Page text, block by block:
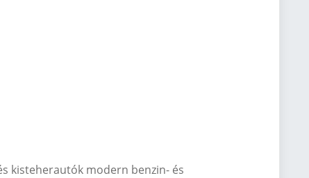
kisteherautók modern benzin- és